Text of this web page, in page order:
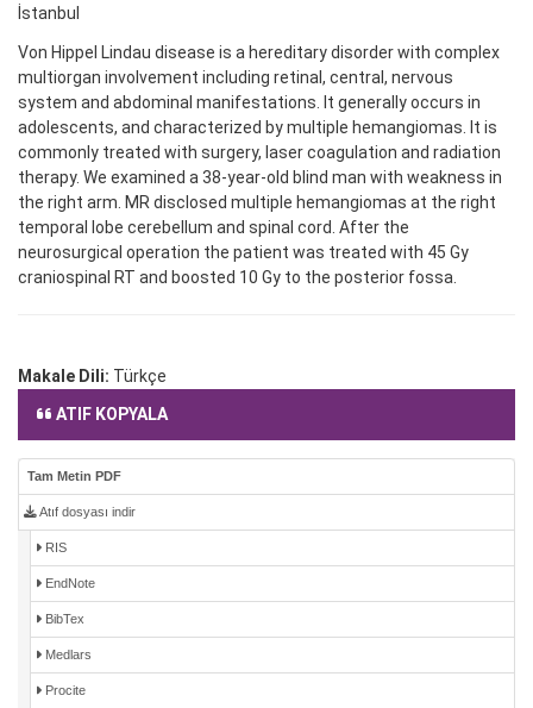
İstanbul
Von Hippel Lindau disease is a hereditary disorder with complex
multiorgan involvement including retinal, central, nervous
system and abdominal manifestations. It generally occurs in
adolescents, and characterized by multiple hemangiomas. It is
commonly treated with surgery, laser coagulation and radiation
therapy. We examined a 38-year-old blind man with weakness in
the right arm. MR disclosed multiple hemangiomas at the right
temporal lobe cerebellum and spinal cord. After the
neurosurgical operation the patient was treated with 45 Gy
craniospinal RT and boosted 10 Gy to the posterior fossa.
Makale Dili: Türkçe
ATIF KOPYALA
Tam Metin PDF
Atıf dosyası indir
RIS
EndNote
BibTex
Medlars
Procite